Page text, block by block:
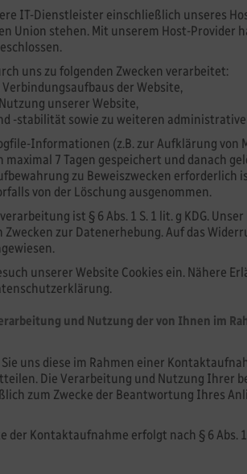
IT-Dienstleister einschließlich unseres
Union stehen. Mit unserem Host-Provider
uns zu folgenden Zwecken verarbeitet:
der Website,
unserer Website,
-stabilität sowie zu weiteren
Informationen (z.B. zur Aufklärung von
7 Tagen gespeichert und danach
zu Beweiszwecken erforderlich
von der Löschung ausgenommen.
ist § 6 Abs. 1 S. 1 lit. g KDG.
zur Datenerhebung. Auf das
unserer Website Cookies ein. Nähere
und Nutzung der von Ihnen im
uns diese im Rahmen einer
Die Verarbeitung und Nutzung Ihrer
zum Zwecke der Beantwortung Ihres
der Kontaktaufnahme erfolgt nach § 6 Abs.